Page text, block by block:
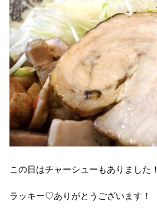
この日はチャーシューもありました！
ラッキー♡ありがとうございます！